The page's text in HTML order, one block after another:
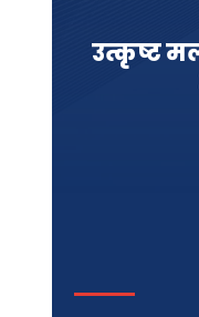
उत्कृष्ट